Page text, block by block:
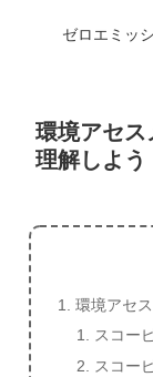
ゼロエミッ
環境アセス
理解しよう
環境アセ
スコー
スコー